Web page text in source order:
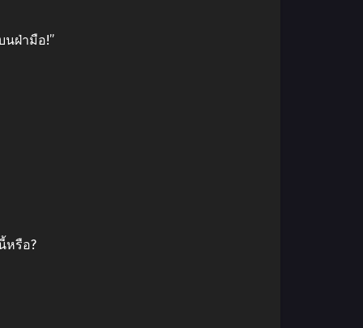
นฝ่ามือ!”
หรือ?